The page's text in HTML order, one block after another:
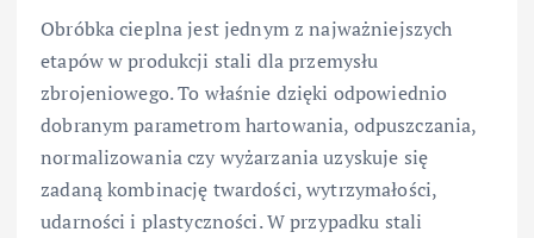
Obróbka cieplna jest jednym z najważniejszych
etapów w produkcji stali dla przemysłu
zbrojeniowego. To właśnie dzięki odpowiednio
dobranym parametrom hartowania, odpuszczania,
normalizowania czy wyżarzania uzyskuje się
zadaną kombinację twardości, wytrzymałości,
udarności i plastyczności. W przypadku stali